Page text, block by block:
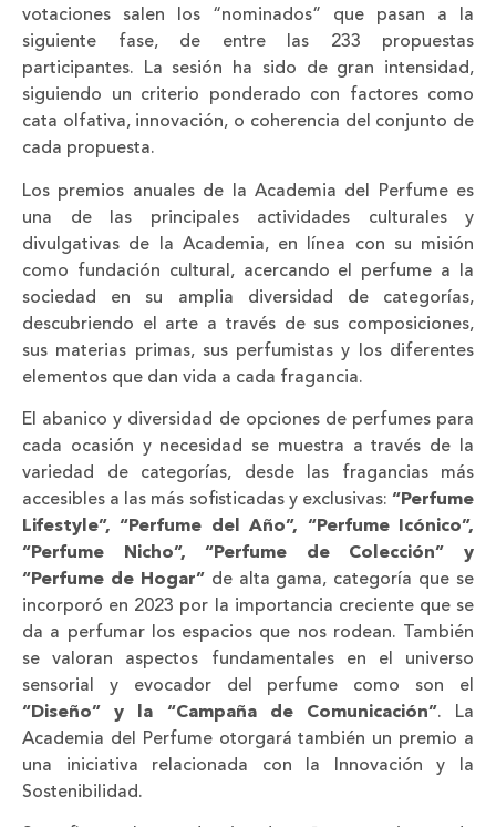
votaciones salen los “nominados” que pasan a la
siguiente fase, de entre las 233 propuestas
participantes. La sesión ha sido de gran intensidad,
siguiendo un criterio ponderado con factores como
cata olfativa, innovación, o coherencia del conjunto de
cada propuesta.
Los premios anuales de la Academia del Perfume es
una de las principales actividades culturales y
divulgativas de la Academia, en línea con su misión
como fundación cultural, acercando el perfume a la
sociedad en su amplia diversidad de categorías,
descubriendo el arte a través de sus composiciones,
sus materias primas, sus perfumistas y los diferentes
elementos que dan vida a cada fragancia.
El abanico y diversidad de opciones de perfumes para
cada ocasión y necesidad se muestra a través de la
variedad de categorías, desde las fragancias más
accesibles a las más sofisticadas y exclusivas: “Perfume
Lifestyle”, “Perfume del Año”, “Perfume Icónico”,
“Perfume Nicho”, “Perfume de Colección” y
“Perfume de Hogar” de alta gama, categoría que se
incorporó en 2023 por la importancia creciente que se
da a perfumar los espacios que nos rodean. También
se valoran aspectos fundamentales en el universo
sensorial y evocador del perfume como son el
“Diseño” y la “Campaña de Comunicación”. La
Academia del Perfume otorgará también un premio a
una iniciativa relacionada con la Innovación y la
Sostenibilidad.